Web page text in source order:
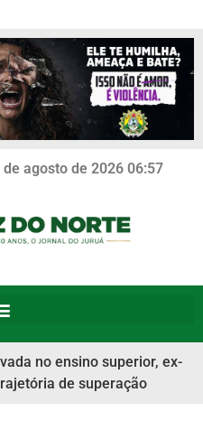
agosto de 2026 06:57
no ensino superior, ex-
de superação